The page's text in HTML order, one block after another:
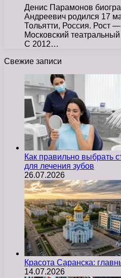
Денис Парамонов
Андреевич родился 17
Тольятти, Россия. Рост
Московский
С 2012…
Свежие записи
Как правильно выбрать
для лечения зубов
26.07.2026
Красота Саранска:
14.07.2026